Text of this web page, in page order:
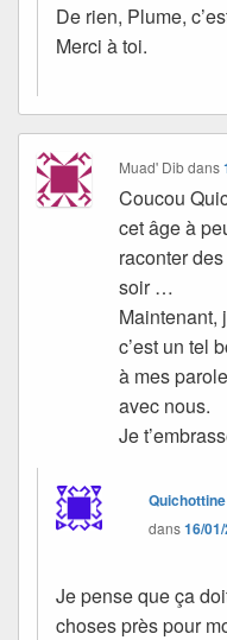
De rien, Plume,
Merci à toi.
Muad' Dibdans
Coucou
cet âge à
raconter
soir …
Maintenant,
c’est un tel
à mes
avec nous.
Je
Quichottine
dans16/
Je pense que ça
choses près pour